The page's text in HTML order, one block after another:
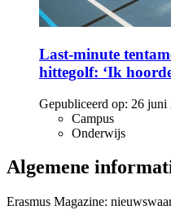
Last-minute
hittegolf: ‘Ik
Gepubliceerd op: 26 juni
Campus
Onderwijs
Algemene
Erasmus Magazine: